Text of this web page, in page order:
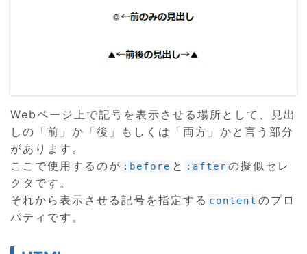
Webページ上で記号を表示させる場所として、見出
しの「前」か「後」もしくは「両方」かと言う部分
があります。
ここで使用するのが :before と :after の擬似セレ
クタです。
それから表示させる記号を指定する content のプロ
パティです。